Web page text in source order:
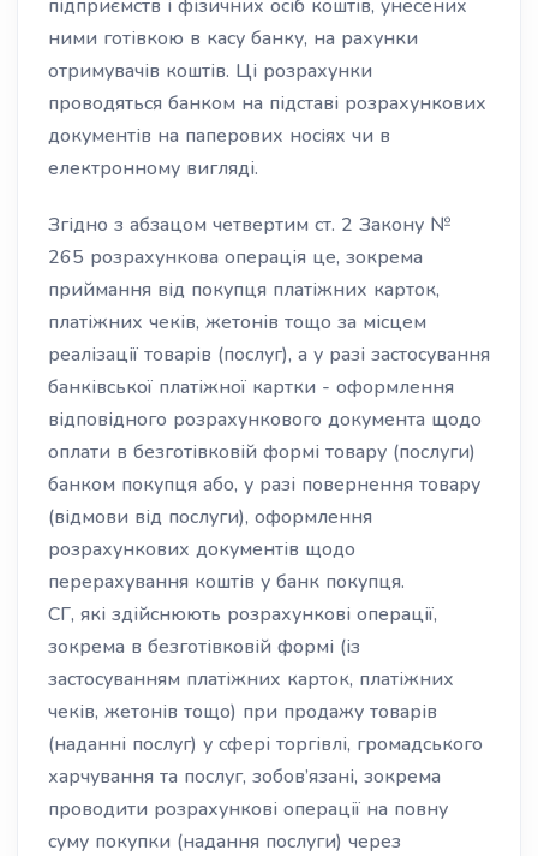
підприємств і фізичних осіб коштів, унесених
ними готівкою в касу банку, на рахунки
отримувачів коштів. Ці розрахунки
проводяться банком на підставі розрахункових
документів на паперових носіях чи в
електронному вигляді.
Згідно з абзацом четвертим ст. 2 Закону №
265 розрахункова операція це, зокрема
приймання від покупця платіжних карток,
платіжних чеків, жетонів тощо за місцем
реалізації товарів (послуг), а у разі застосування
банківської платіжної картки - оформлення
відповідного розрахункового документа щодо
оплати в безготівковій формі товару (послуги)
банком покупця або, у разі повернення товару
(відмови від послуги), оформлення
розрахункових документів щодо
перерахування коштів у банк покупця.
СГ, які здійснюють розрахункові операції,
зокрема в безготівковій формі (із
застосуванням платіжних карток, платіжних
чеків, жетонів тощо) при продажу товарів
(наданні послуг) у сфері торгівлі, громадського
харчування та послуг, зобов’язані, зокрема
проводити розрахункові операції на повну
суму покупки (надання послуги) через